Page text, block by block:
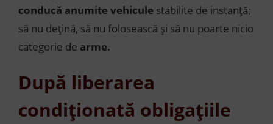
conducă anumite vehicule stabilite de instanță;
să nu dețină, să nu folosească și să nu poarte nicio
categorie de arme.
După liberarea
condiționată obligațiile